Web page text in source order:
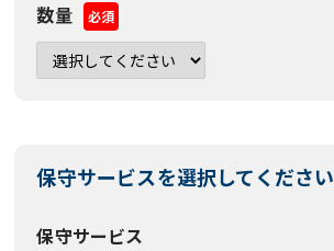
数量 必須
保守サービスを選択してください
保守サービス